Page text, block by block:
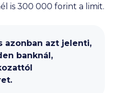
is 300 000 forint a limit.
azonban azt jelenti,
banknál,